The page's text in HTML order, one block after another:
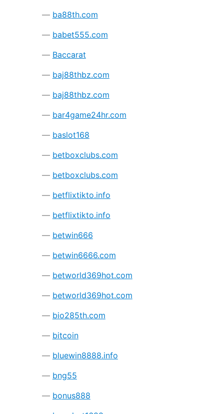
ba88th.com
babet555.com
Baccarat
baj88thbz.com
baj88thbz.com
bar4game24hr.com
baslot168
betboxclubs.com
betboxclubs.com
betflixtikto.info
betflixtikto.info
betwin666
betwin6666.com
betworld369hot.com
betworld369hot.com
bio285th.com
bitcoin
bluewin8888.info
bng55
bonus888